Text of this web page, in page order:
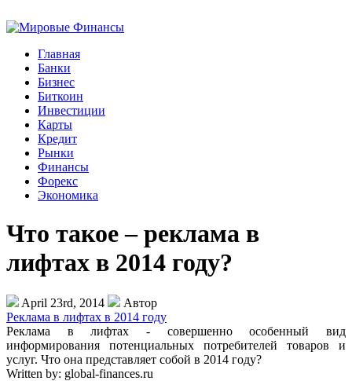
Главная
Банки
Бизнес
Биткоин
Инвестиции
Карты
Кредит
Рынки
Финансы
Форекс
Экономика
Что такое – реклама в
лифтах в 2014 году?
April 23rd, 2014
Автор
Реклама в лифтах в 2014 году
Реклама в лифтах - совершенно особенный вид
информирования потенциальных потребителей товаров и
услуг. Что она представляет собой в 2014 году?
Written by: global-finances.ru